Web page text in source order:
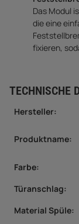
Das Modul
die eine
fixieren,
TECHNISCHE
Hersteller:
Produktname:
Farbe:
Türanschlag:
Material Spüle: